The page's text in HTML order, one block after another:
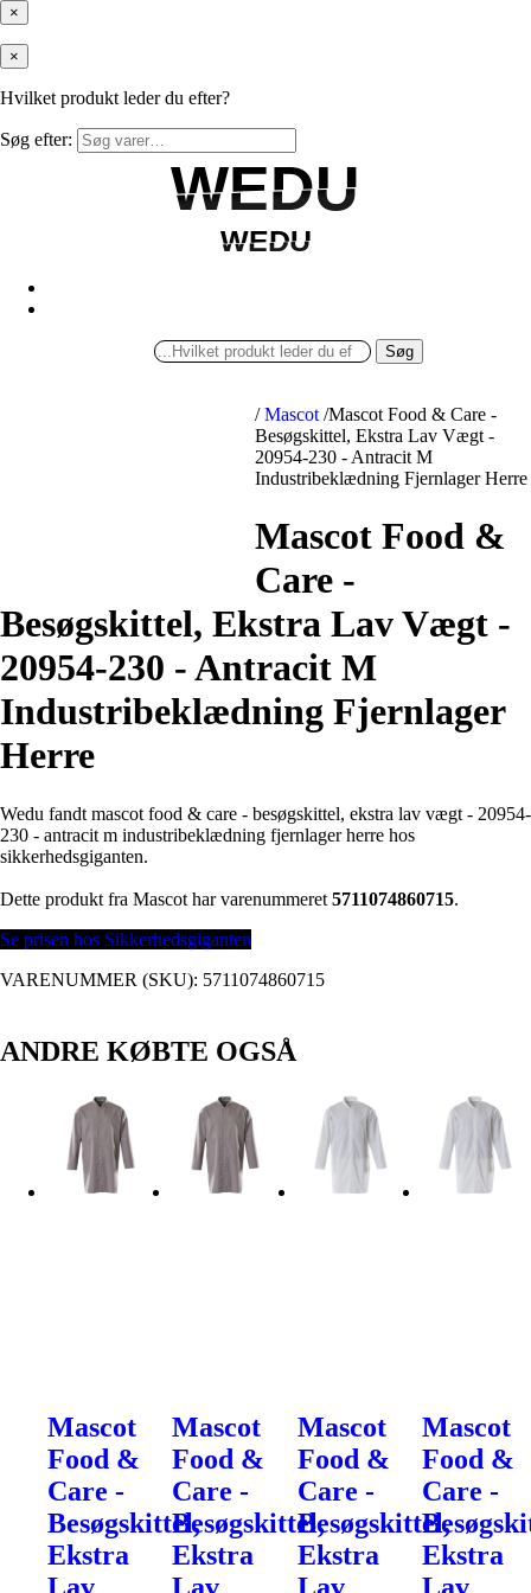
×
×
Hvilket produkt leder du efter?
Søg efter:
WEDU
WEDU
WEDU
WEDU
Søg
/ Mascot /Mascot Food & Care -
Besøgskittel, Ekstra Lav Vægt -
20954-230 - Antracit M
Industribeklædning Fjernlager Herre
Mascot Food &
Care -
Besøgskittel, Ekstra Lav Vægt -
20954-230 - Antracit M
Industribeklædning Fjernlager
Herre
Wedu fandt mascot food & care - besøgskittel, ekstra lav vægt - 20954-
230 - antracit m industribeklædning fjernlager herre hos
sikkerhedsgiganten.
Dette produkt fra Mascot har varenummeret 5711074860715.
Se prisen hos Sikkerhedsgiganten
VARENUMMER (SKU): 5711074860715
ANDRE KØBTE OGSÅ
Mascot
Food &
Care -
Besøgskittel,
Ekstra
Lav
Mascot
Food &
Care -
Besøgskittel,
Ekstra
Lav
Mascot
Food &
Care -
Besøgskittel,
Ekstra
Lav
Mascot
Food &
Care -
Ekstra
Lav